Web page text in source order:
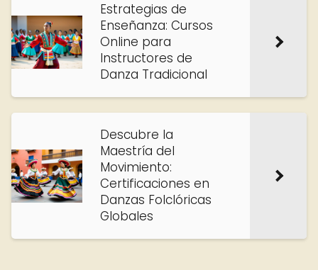
Estrategias de
Enseñanza: Cursos
Online para
Instructores de
Danza Tradicional
Descubre la
Maestría del
Movimiento:
Certificaciones en
Danzas Folclóricas
Globales